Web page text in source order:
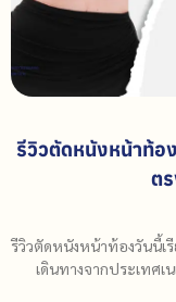
รีวิวตัดหนังหน้าท้อ
ต
รีวิวตัดหนังหน้าท้องวันนี้เ
เดินทางจากประเทศเ